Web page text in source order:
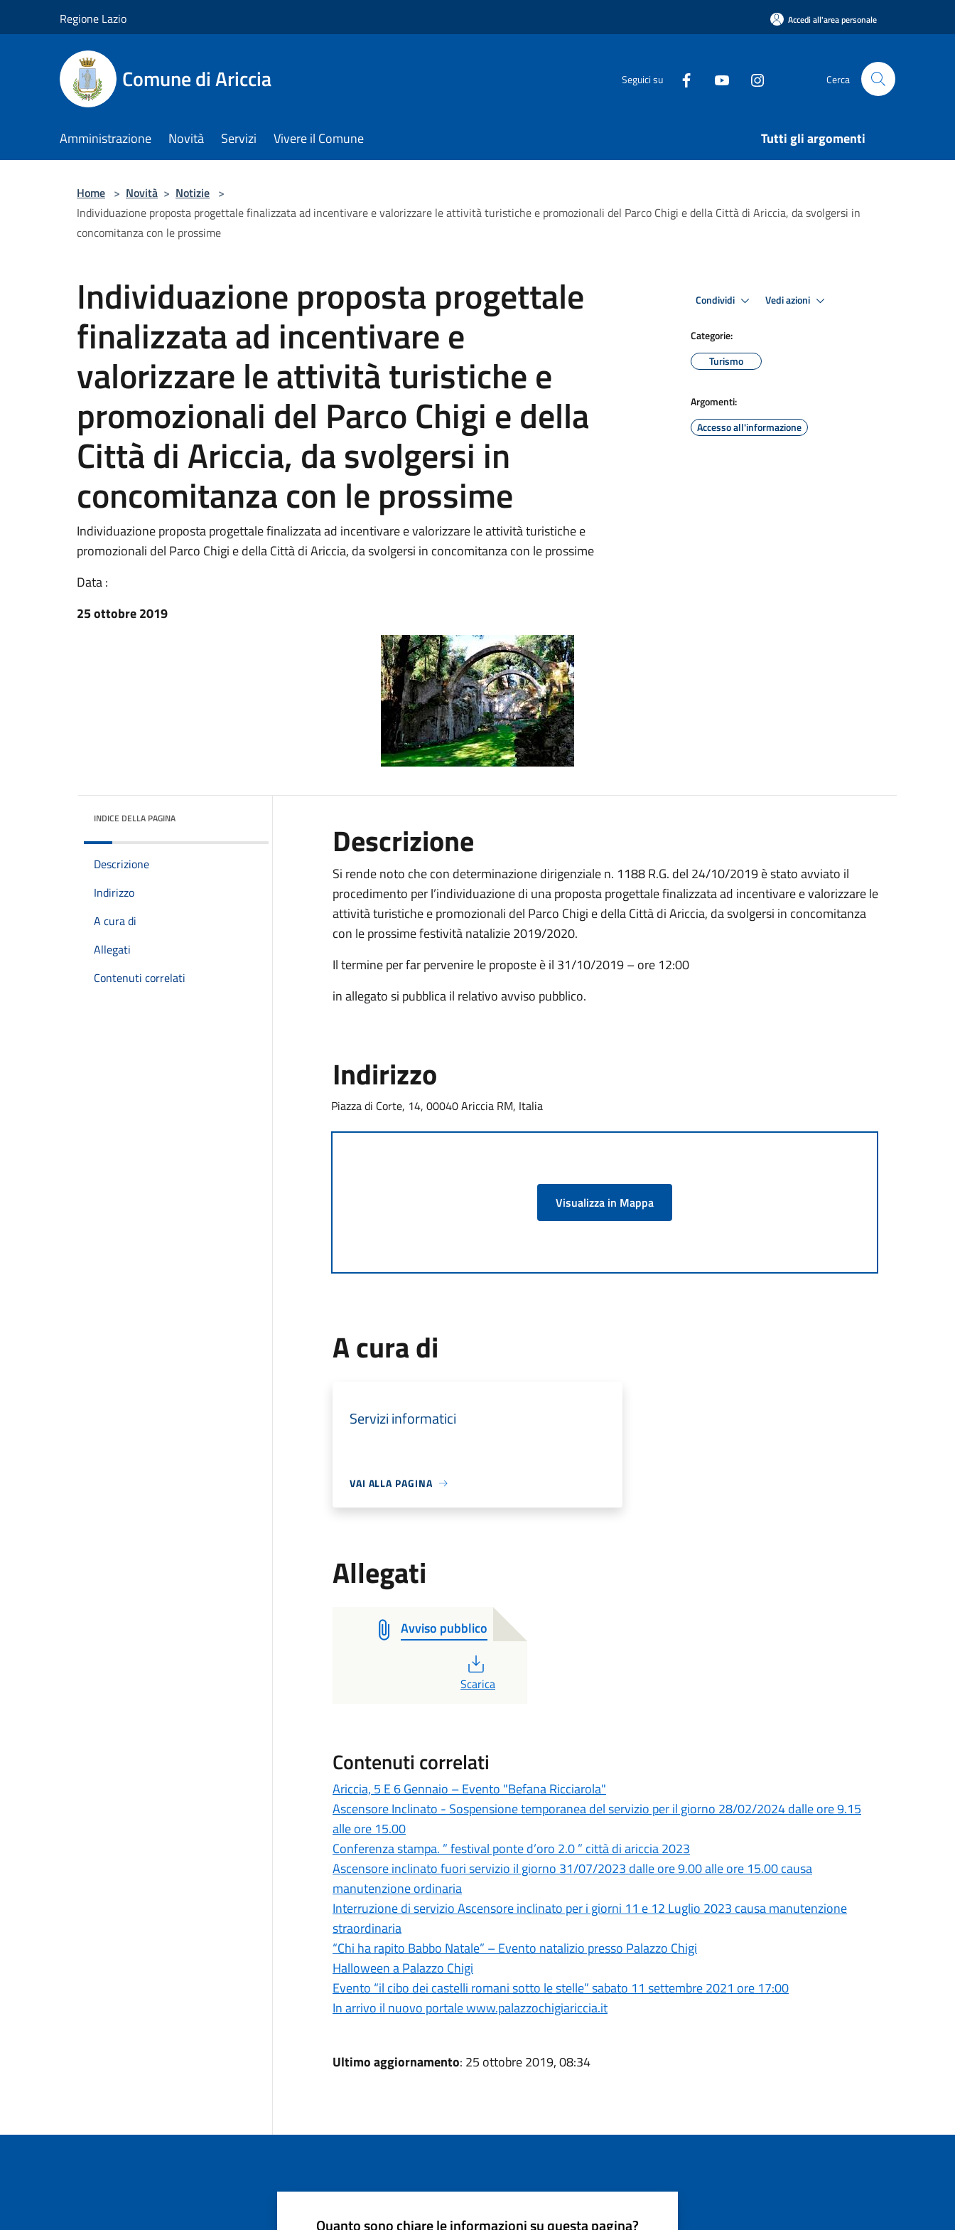
Regione Lazio Accedi all'area personale
Comune di Ariccia Seguici su Cerca
Amministrazione Novità Servizi Vivere il Comune Tutti gli argomenti
Home > Novità > Notizie >
Individuazione proposta progettale finalizzata ad incentivare e valorizzare le attività turistiche e promozionali del Parco Chigi e della Città di Ariccia, da svolgersi in
concomitanza con le prossime
Individuazione proposta progettale
finalizzata ad incentivare e
valorizzare le attività turistiche e
promozionali del Parco Chigi e della
Città di Ariccia, da svolgersi in
concomitanza con le prossime
Individuazione proposta progettale finalizzata ad incentivare e valorizzare le attività turistiche e
promozionali del Parco Chigi e della Città di Ariccia, da svolgersi in concomitanza con le prossime
Data :
25 ottobre 2019
Condividi Vedi azioni
Categorie:
Turismo
Argomenti:
Accesso all'informazione
INDICE DELLA PAGINA
Descrizione
Indirizzo
A cura di
Allegati
Contenuti correlati
Descrizione
Si rende noto che con determinazione dirigenziale n. 1188 R.G. del 24/10/2019 è stato avviato il
procedimento per l’individuazione di una proposta progettale finalizzata ad incentivare e valorizzare le
attività turistiche e promozionali del Parco Chigi e della Città di Ariccia, da svolgersi in concomitanza
con le prossime festività natalizie 2019/2020.
Il termine per far pervenire le proposte è il 31/10/2019 – ore 12:00
in allegato si pubblica il relativo avviso pubblico.
Indirizzo
Piazza di Corte, 14, 00040 Ariccia RM, Italia
Visualizza in Mappa
A cura di
Servizi informatici
VAI ALLA PAGINA
Allegati
Avviso pubblico
Scarica
Contenuti correlati
Ariccia, 5 E 6 Gennaio – Evento "Befana Ricciarola"
Ascensore Inclinato - Sospensione temporanea del servizio per il giorno 28/02/2024 dalle ore 9.15
alle ore 15.00
Conferenza stampa. ” festival ponte d’oro 2.0 ” città di ariccia 2023
Ascensore inclinato fuori servizio il giorno 31/07/2023 dalle ore 9.00 alle ore 15.00 causa
manutenzione ordinaria
Interruzione di servizio Ascensore inclinato per i giorni 11 e 12 Luglio 2023 causa manutenzione
straordinaria
“Chi ha rapito Babbo Natale” – Evento natalizio presso Palazzo Chigi
Halloween a Palazzo Chigi
Evento “il cibo dei castelli romani sotto le stelle” sabato 11 settembre 2021 ore 17:00
In arrivo il nuovo portale www.palazzochigiariccia.it
Ultimo aggiornamento: 25 ottobre 2019, 08:34
Quanto sono chiare le informazioni su questa pagina?